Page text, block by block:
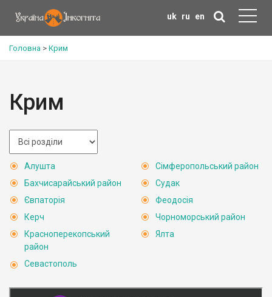
uk ru en
Головна > Крим
Крим
Алушта
Бахчисарайський район
Євпаторія
Керч
Красноперекопський
район
Севастополь
Сімферопольський район
Судак
Феодосія
Чорноморський район
Ялта